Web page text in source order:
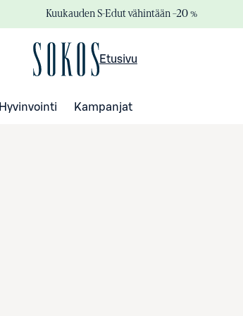
Kuukauden S-Edut vähintään –20 %
Etusivu
Hyvinvointi Kampanjat